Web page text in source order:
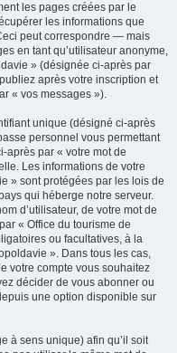
les pages créées par le
les informations que
peut correspondre — mais
en tant qu’utilisateur anonyme,
» (désignée ci-après par
après votre inscription et
« vos messages »).
unique (désigné ci-après
personnel vous permettant
après par « votre mot de
Les informations de votre
» sont protégées par les lois de
qui héberge notre serveur.
d’utilisateur, de votre mot de
« Office du tourisme de
ou facultatives, à la
». Dans tous les cas,
votre compte vous souhaitez
décider de vous abonner ou
une option disponible sur
à sens unique) afin qu’il soit